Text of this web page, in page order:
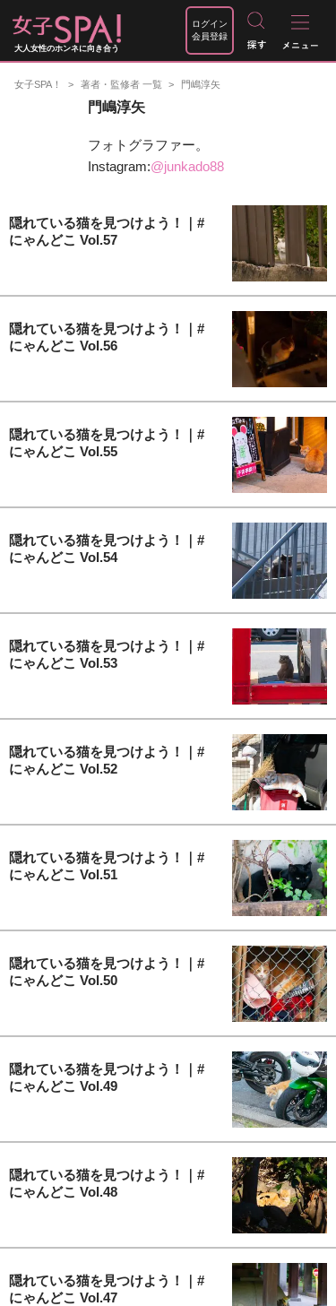
大人女性のホンネに向き合う
ログイン
会員登録
女子SPA！ 著者・監修者 一覧 門嶋淳矢
門嶋淳矢
フォトグラファー。
Instagram:@junkado88
隠れている猫を見つけよう！｜#
にゃんどこ Vol.57
隠れている猫を見つけよう！｜#
にゃんどこ Vol.56
隠れている猫を見つけよう！｜#
にゃんどこ Vol.55
隠れている猫を見つけよう！｜#
にゃんどこ Vol.54
隠れている猫を見つけよう！｜#
にゃんどこ Vol.53
隠れている猫を見つけよう！｜#
にゃんどこ Vol.52
隠れている猫を見つけよう！｜#
にゃんどこ Vol.51
隠れている猫を見つけよう！｜#
にゃんどこ Vol.50
隠れている猫を見つけよう！｜#
にゃんどこ Vol.49
隠れている猫を見つけよう！｜#
にゃんどこ Vol.48
隠れている猫を見つけよう！｜#
にゃんどこ Vol.47